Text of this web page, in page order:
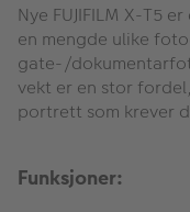
Nye FUJIFILM X-T5
en mengde ulike
gate-/
vekt er en stor
portrett som krever
Funksjoner: